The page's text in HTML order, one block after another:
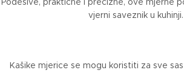
Podesive, praktične i precizne, ove mjerne
vjerni saveznik u kuhinji.
Kašike mjerice se mogu koristiti za sve